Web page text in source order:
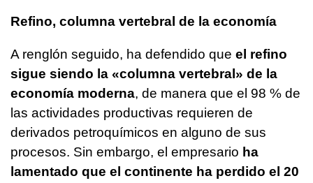
Refino, columna vertebral de la economía
A renglón seguido, ha defendido que el refino
sigue siendo la «columna vertebral» de la
economía moderna, de manera que el 98 % de
las actividades productivas requieren de
derivados petroquímicos en alguno de sus
procesos. Sin embargo, el empresario ha
lamentado que el continente ha perdido el 20